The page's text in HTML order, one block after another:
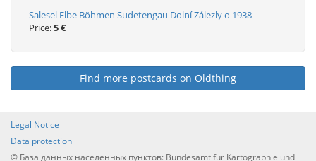
Salesel Elbe Böhmen Sudetengau Dolní Zálezly o 1938
Price:5 €
Find more postcards on Oldthing
Legal Notice
Data protection
© База данных населенных пунктов: Bundesamt für Kartographie und